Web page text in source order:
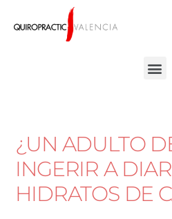
¿UN ADULTO
INGERIR A
HIDRATOS DE